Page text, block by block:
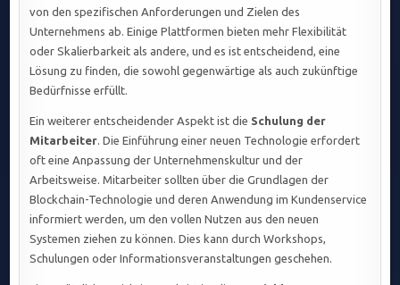
von den spezifischen Anforderungen und Zielen des
Unternehmens ab. Einige Plattformen bieten mehr Flexibilität
oder Skalierbarkeit als andere, und es ist entscheidend, eine
Lösung zu finden, die sowohl gegenwärtige als auch zukünftige
Bedürfnisse erfüllt.
Ein weiterer entscheidender Aspekt ist die Schulung der
Mitarbeiter. Die Einführung einer neuen Technologie erfordert
oft eine Anpassung der Unternehmenskultur und der
Arbeitsweise. Mitarbeiter sollten über die Grundlagen der
Blockchain-Technologie und deren Anwendung im Kundenservice
informiert werden, um den vollen Nutzen aus den neuen
Systemen ziehen zu können. Dies kann durch Workshops,
Schulungen oder Informationsveranstaltungen geschehen.